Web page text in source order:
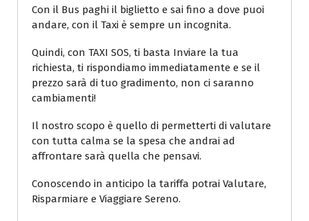
Con il Bus paghi il biglietto e sai fino a dove puoi
andare, con il Taxi è sempre un incognita.
Quindi, con TAXI SOS, ti basta Inviare la tua
richiesta, ti rispondiamo immediatamente e se il
prezzo sarà di tuo gradimento, non ci saranno
cambiamenti!
Il nostro scopo è quello di permetterti di valutare
con tutta calma se la spesa che andrai ad
affrontare sarà quella che pensavi.
Conoscendo in anticipo la tariffa potrai Valutare,
Risparmiare e Viaggiare Sereno.